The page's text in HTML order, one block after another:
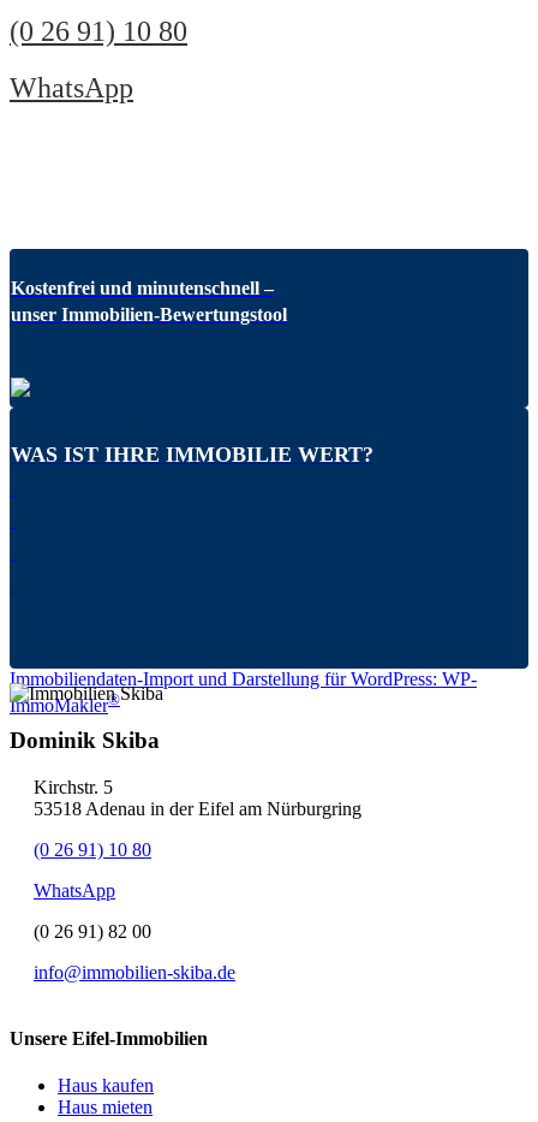
(0 26 91) 10 80
WhatsApp
Kostenfrei und minutenschnell –
unser Immobilien-Bewertungstool
WAS IST IHRE IMMOBILIE WERT?
Immobiliendaten-Import und Darstellung für WordPress: WP-
ImmoMakler®
Dominik Skiba
Kirchstr. 5
53518 Adenau in der Eifel am Nürburgring
(0 26 91) 10 80
WhatsApp
(0 26 91) 82 00
info@immobilien-skiba.de
Unsere Eifel-Immobilien
Haus kaufen
Haus mieten